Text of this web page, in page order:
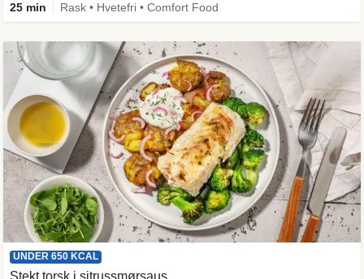
25 min Rask • Hvetefri • Comfort Food
UNDER 650 KCAL
Stekt torsk i sitrussmørsaus